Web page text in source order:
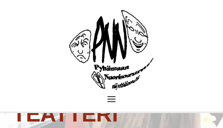
PYHÄMAAN
TEATTERI